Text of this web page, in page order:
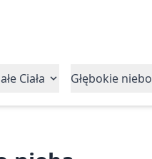
Ciała Głębokie niebo